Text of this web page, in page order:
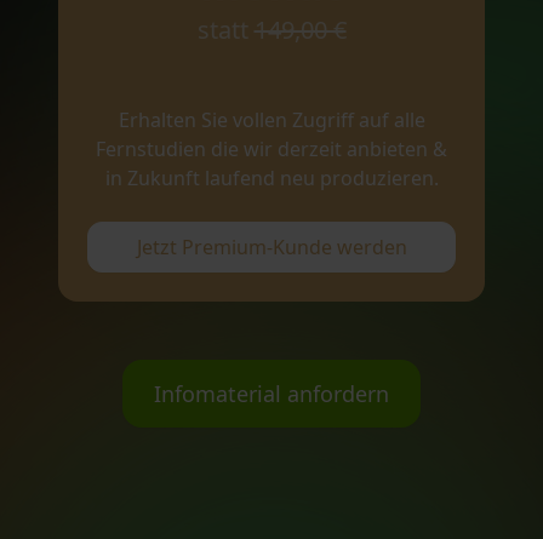
statt 149,00 €
Erhalten Sie vollen Zugriff auf alle
Fernstudien die wir derzeit anbieten &
in Zukunft laufend neu produzieren.
Jetzt Premium-Kunde werden
Infomaterial anfordern